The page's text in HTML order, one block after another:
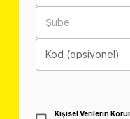
Şube
Kod (opsiyonel)
Kişisel Verilerin